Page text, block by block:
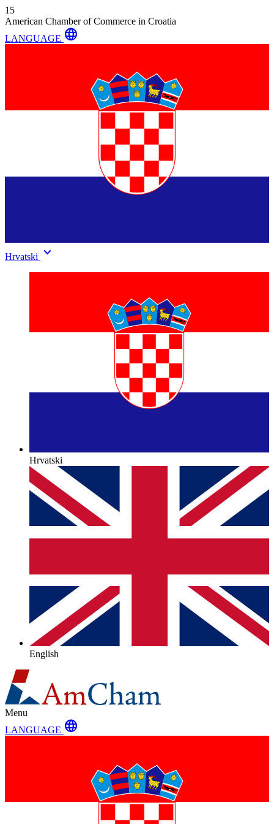
15
American Chamber of Commerce in Croatia
LANGUAGE language
Hrvatski keyboard_arrow_down
Hrvatski
English
Menu
LANGUAGE language